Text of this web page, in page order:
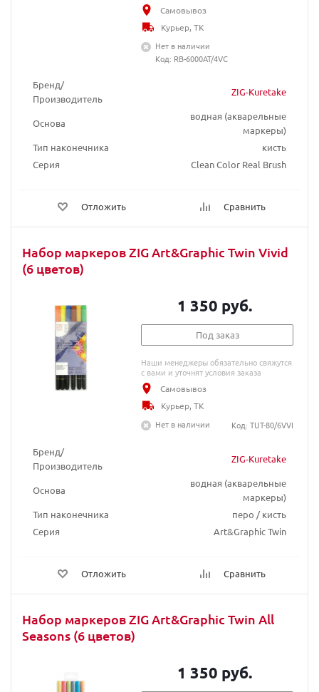
Бренд/
Производитель
ZIG-Kuretake
Основа
водная (акварельные
маркеры)
Тип наконечника
кисть
Серия
Clean Color Real Brush
Отложить Сравнить
Самовывоз
Курьер, ТК
Нет в наличии
Код: RB-6000AT/4VC
Набор маркеров ZIG Art&Graphic Twin Vivid
(6 цветов)
Бренд/
Производитель
ZIG-Kuretake
Основа
водная (акварельные
маркеры)
Тип наконечника
перо / кисть
Серия
Art&Graphic Twin
Отложить Сравнить
1 350 руб.
Под заказ
Наши менеджеры обязательно свяжутся
с вами и уточнят условия заказа
Самовывоз
Курьер, ТК
Нет в наличии
Код: TUT-80/6VVI
Набор маркеров ZIG Art&Graphic Twin All
Seasons (6 цветов)
1 350 руб.